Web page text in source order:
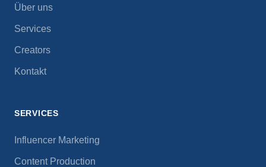
Über uns
Services
Creators
Kontakt
SERVICES
Influencer Marketing
Content Production